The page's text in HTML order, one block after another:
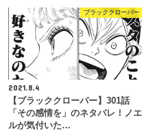
ブラッククローバー
2021.8.4
【ブラッククローバー】301話
「その感情を」のネタバレ！ノエ
ルが気付いた…